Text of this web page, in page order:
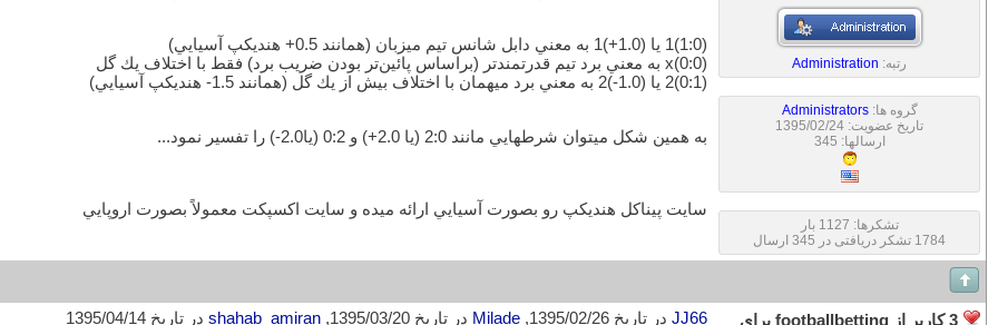
رتبه: Administration
گروه ها:Administrators
تاریخ عضویت: 1395/02/24
ارسالها: 345
تشکرها: 1127 بار
1784 تشکر دریافتی در 345 ارسال
(1:0)1 يا (1.0+)1 به معني دابل شانس تيم ميزبان (همانند 0.5+ هنديكپ آسيايي)
(0:0)x به معني برد تيم قدرتمندتر (براساس پائين‌تر بودن ضريب برد) فقط با اختلاف يك گل
(0:1)2 يا (1.0-)2 به معني برد ميهمان با اختلاف بيش از يك گل (همانند 1.5- هنديكپ آسيايي)
به همين شكل ميتوان شرطهايي مانند 2:0 (يا 2.0+) و 0:2 (يا2.0-) را تفسير نمود...
سايت پيناكل هنديكپ رو بصورت آسيايي ارائه ميده و سايت اكسپكت معمولاً بصورت اروپايي
3 کاربر از footballbetting برای JJ66 در تاریخ 1395/02/26, Milade در تاریخ 1395/03/20, shahab_amiran در تاریخ 1395/04/14